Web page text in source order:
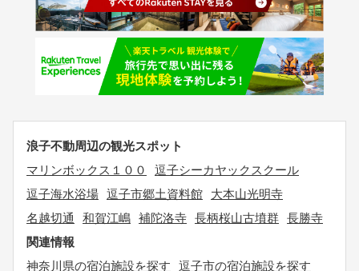
浪子不動周辺の観光スポット
マリンボックス１００
逗子シーカヤックスクール
逗子海水浴場 逗子市郷土資料館
大本山光明寺
名越切通
和賀江嶋 補陀洛寺 長柄桜山古墳群 長勝寺
関連情報
神奈川県の宿泊施設を探す
逗子市の宿泊施設を探す